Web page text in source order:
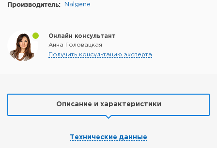
Производитель: Nalgene
Онлайн консультант
Анна Головацкая
Получить консультацию эксперта
Описание и характеристики
Технические данные